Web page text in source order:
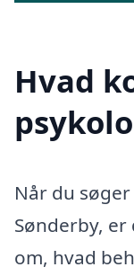
Hvad
Når du
Sønderby,
om, hvad